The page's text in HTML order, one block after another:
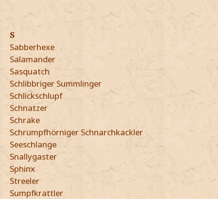
S
Sabberhexe
Salamander
Sasquatch
Schlibbriger Summlinger
Schlickschlupf
Schnatzer
Schrake
Schrumpfhörniger Schnarchkackler
Seeschlange
Snallygaster
Sphinx
Streeler
Sumpfkrattler